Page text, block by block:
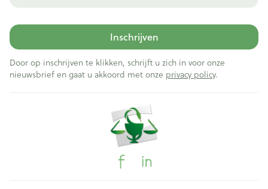
Inschrijven
Door op inschrijven te klikken, schrijft u zich in voor onze
nieuwsbrief en gaat u akkoord met onze privacy policy.